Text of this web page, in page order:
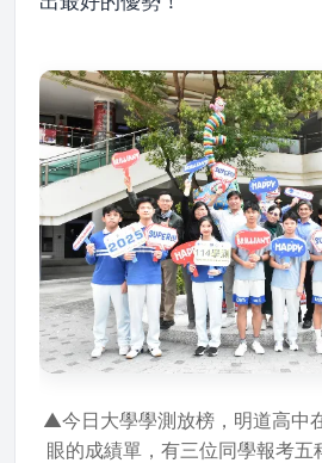
▲今日大學學測放榜，明道高中
眼的成績單，有三位同學報考